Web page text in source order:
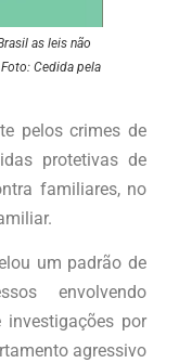
as leis não
Cedida pela
pelos crimes de
protetivas de
familiares, no
um padrão de
envolvendo
por
agressivo